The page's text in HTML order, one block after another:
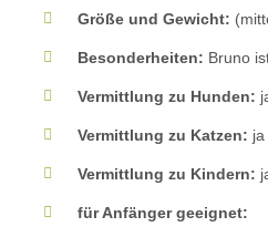
Größe und Gewicht:
Besonderheiten: Bruno
Vermittlung zu Hunden:
Vermittlung zu Katzen: ja
Vermittlung zu Kindern:
für Anfänger geeignet: